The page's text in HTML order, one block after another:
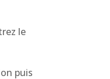
le
puis